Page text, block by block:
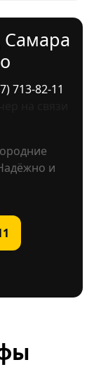
Самара
713‑82‑11
на связи
и